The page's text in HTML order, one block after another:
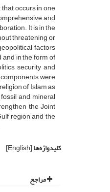
occurs in one
and
It is in the
threatening or
factors
in the form of
security and
were
of Islam as
and mineral
the Joint
region and the
کلیدواژه‌ها[English]
مراجع